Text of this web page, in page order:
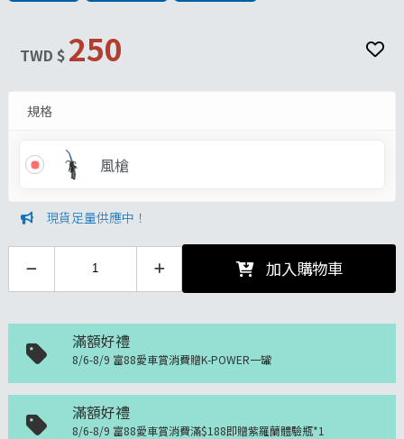
TWD $ 250
規格
風槍
現貨足量供應中！
加入購物車
滿額好禮
8/6-8/9 富88愛車賞消費贈K-POWER一罐
滿額好禮
8/6-8/9 富88愛車賞消費滿$188即贈紫羅蘭體驗瓶*1